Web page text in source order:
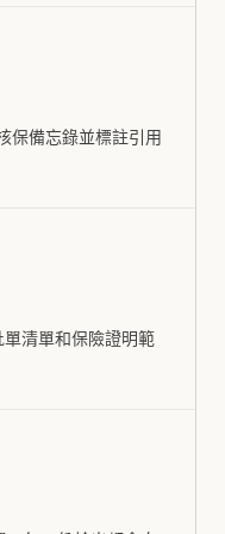
保備忘錄並標註引用
清單和保險證明範